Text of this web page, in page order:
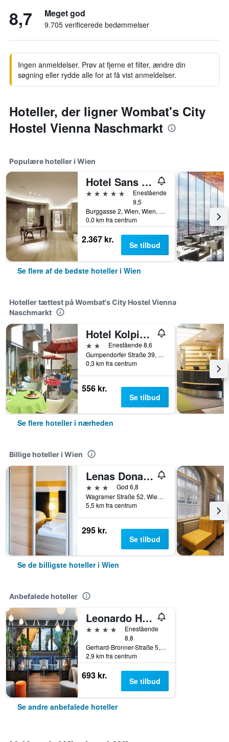
8,7 Meget god
9.705 verificerede bedømmelser
Ingen anmeldelser. Prøv at fjerne et filter, ændre din
søgning eller rydde alle for at få vist anmeldelser.
Hoteller, der ligner Wombat's City
Hostel Vienna Naschmarkt
Populære hoteller i Wien
Hotel Sans Souci Wien
5 stjerner
Enestående
9,5
Burggasse 2, Wien, Wien, Østrig
0,0 km fra centrum
2.367 kr. Se tilbud
Se flere af de bedste hoteller i Wien
Hoteller tættest på Wombat's City Hostel Vienna
Naschmarkt
Hotel Kolpinghaus Wien Zentral
2 stjernerEnestående 8,6
Gumpendorfer Straße 39, Wien, Wien, Østrig
0,3 km fra centrum
556 kr.
Se tilbud
Se flere hoteller i nærheden
Billige hoteller i Wien
Lenas Donau Hotel
3 stjernerGod 6,8
Wagramer Straße 52, Wien, Wien, Østrig
5,5 km fra centrum
295 kr.
Se tilbud
Se de billigste hoteller i Wien
Anbefalede hoteller
Leonardo Hotel Vienna Hauptbahnhof
4 stjerner
Enestående
8,8
Gerhard-Bronner-Straße 5, Wien, Wien, Østrig
2,9 km fra centrum
693 kr. Se tilbud
Se andre anbefalede hoteller